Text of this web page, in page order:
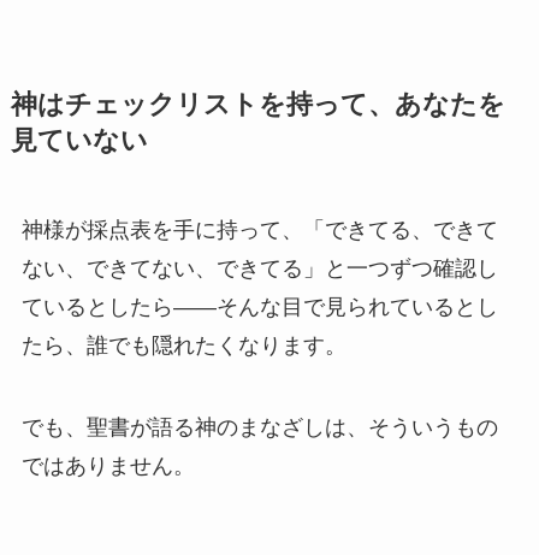
神はチェックリストを持って、あなたを
見ていない
神様が採点表を手に持って、「できてる、できて
ない、できてない、できてる」と一つずつ確認し
ているとしたら——そんな目で見られているとし
たら、誰でも隠れたくなります。
でも、聖書が語る神のまなざしは、そういうもの
ではありません。